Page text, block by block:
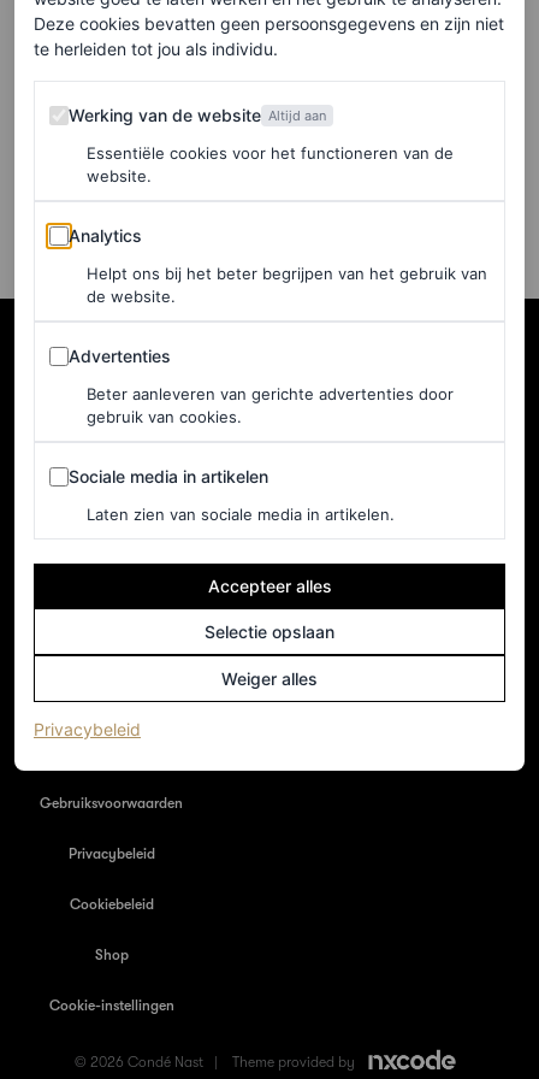
openhartig over haar
(liefdes)leven in Vogue’s ’73
Questions’
WIJNEN
Adverteren
Nieuwsbrief
Gebruiksvoorwaarden
Privacybeleid
Cookiebeleid
Shop
Cookie-instellingen
© 2026 Condé Nast | Theme provided by
Deze cookies bevatten geen persoonsgegevens en zijn niet
te herleiden tot jou als individu.
Werking van de website
Werking van de website Altijd aan
Essentiële cookies voor het functioneren van de
website.
Analytics
Analytics
Helpt ons bij het beter begrijpen van het gebruik van
de website.
Advertenties
Advertenties
Beter aanleveren van gerichte advertenties door
gebruik van cookies.
Sociale media in artikelen
Sociale media in artikelen
Laten zien van sociale media in artikelen.
Accepteer alles
Selectie opslaan
Weiger alles
Privacybeleid